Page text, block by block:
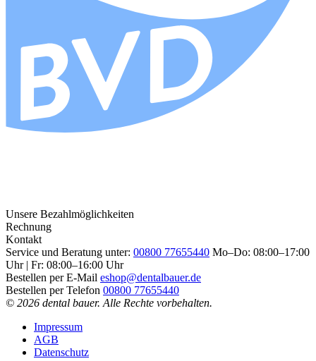
Unsere Bezahlmöglichkeiten
Rechnung
Kontakt
Service und Beratung unter: 00800 77655440 Mo–Do: 08:00–17:00
Uhr | Fr: 08:00–16:00 Uhr
Bestellen per E-Mail eshop@dentalbauer.de
Bestellen per Telefon 00800 77655440
© 2026 dental bauer. Alle Rechte vorbehalten.
Impressum
AGB
Datenschutz